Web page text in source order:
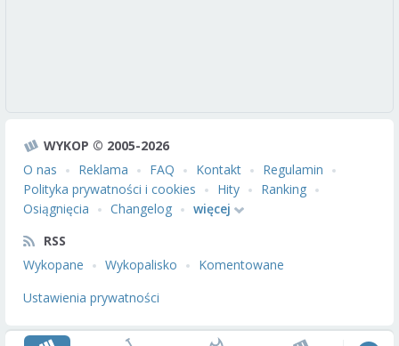
WYKOP © 2005-2026
O nas
Reklama FAQ Kontakt
Regulamin
Polityka prywatności i cookies
Hity
Ranking
Osiągnięcia
Changelog
więcej
RSS
Wykopane
Wykopalisko
Komentowane
Ustawienia prywatności